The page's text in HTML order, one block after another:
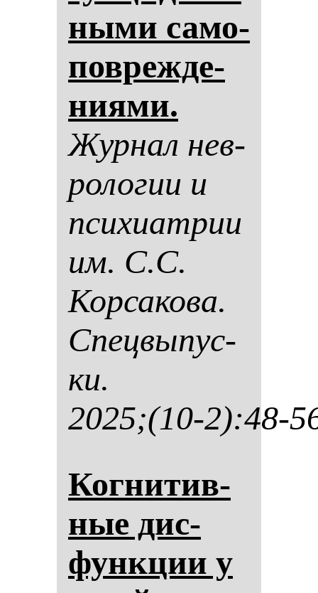
ны­ми са­мо­
пов­реж­де­
ни­ями.
Жур­нал нев­
ро­ло­гии и
пси­хи­ат­рии
им. С.С.
Кор­са­ко­ва.
Спец­вы­пус­
ки.
2025;(10-2):48-
Ког­ни­тив­
ные дис­
фун­кции у